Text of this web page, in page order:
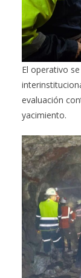
El operativo
evaluación
yacimiento.